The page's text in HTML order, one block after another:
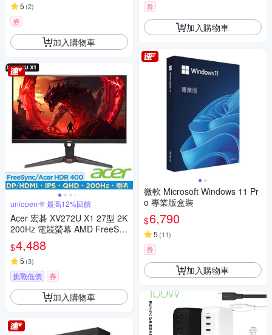
5 (2)
券
加入購物車
uniopen卡 最高12%回饋
Acer 宏碁 XV272U X1 27型 2K
200Hz 電競螢幕 AMD FreeSyn
c Premium
$4,488
5 (3)
挑戰低價 券
加入購物車
券
加入購物車
微軟 Microsoft Windows 11 Pr
o 專業版盒裝
$6,790
5 (11)
券
加入購物車